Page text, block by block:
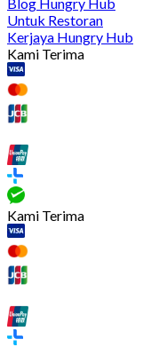
Untuk Restoran
Kerjaya Hungry Hub
Kami Terima
Kami Terima